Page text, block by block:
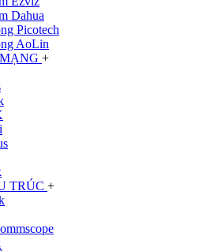
Dahua
Picotech
AoLin
+
TRÚC +